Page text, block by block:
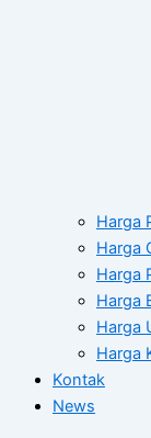
Harga
Harga
Harga
Harga
Harga
Harga
Kontak
News